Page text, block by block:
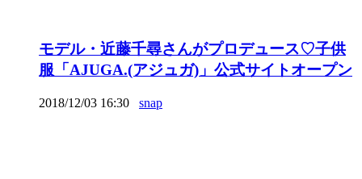
モデル・近藤千尋さんがプロデュース♡子供
服「AJUGA.(アジュガ)」公式サイトオープン
2018/12/03 16:30 snap